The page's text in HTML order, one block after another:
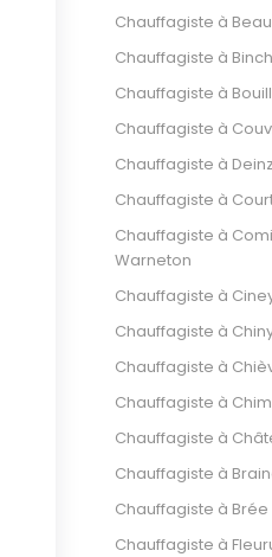
Chauffagiste à
Chauffagiste à
Chauffagiste à
Chauffagiste à
Chauffagiste à
Chauffagiste à
Chauffagiste à
Warneton
Chauffagiste à
Chauffagiste à
Chauffagiste à
Chauffagiste à
Chauffagiste à
Chauffagiste à
Chauffagiste à Brée
Chauffagiste à